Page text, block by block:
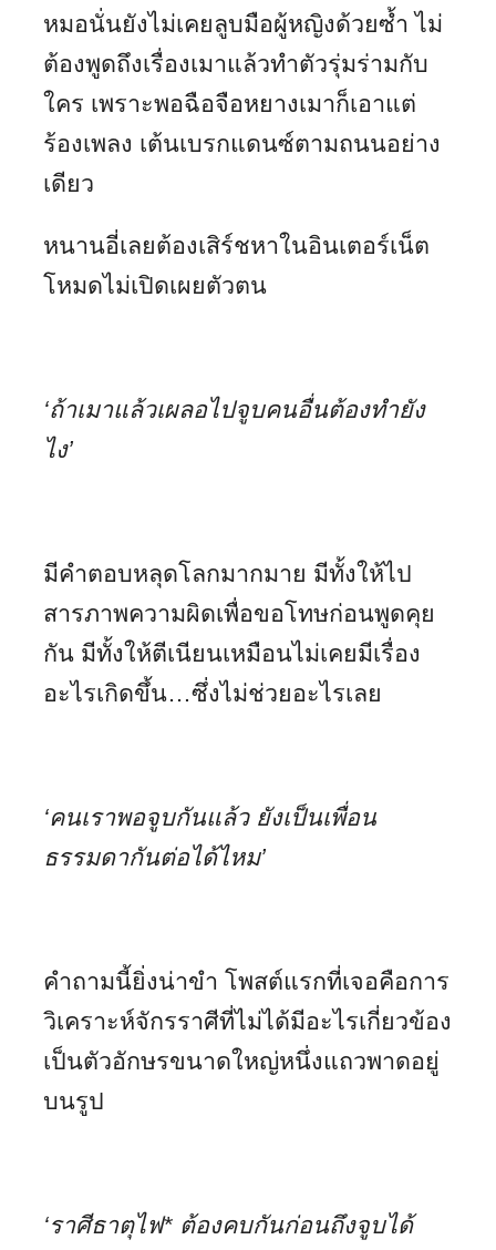
หมอนั่นยังไม่เคยลูบมือผู้หญิงด้วยซ้ำ ไม่
ต้องพูดถึงเรื่องเมาแล้วทำตัวรุ่มร่ามกับ
ใคร เพราะพอฉือจือหยางเมาก็เอาแต่
ร้องเพลง เต้นเบรกแดนซ์ตามถนนอย่าง
เดียว
หนานอี่เลยต้องเสิร์ชหาในอินเตอร์เน็ต
โหมดไม่เปิดเผยตัวตน
‘ถ้าเมาแล้วเผลอไปจูบคนอื่นต้องทำยัง
ไง’
มีคำตอบหลุดโลกมากมาย มีทั้งให้ไป
สารภาพความผิดเพื่อขอโทษก่อนพูดคุย
กัน มีทั้งให้ตีเนียนเหมือนไม่เคยมีเรื่อง
อะไรเกิดขึ้น…ซึ่งไม่ช่วยอะไรเลย
‘คนเราพอจูบกันแล้ว ยังเป็นเพื่อน
ธรรมดากันต่อได้ไหม’
คำถามนี้ยิ่งน่าขำ โพสต์แรกที่เจอคือการ
วิเคราะห์จักรราศีที่ไม่ได้มีอะไรเกี่ยวข้อง
เป็นตัวอักษรขนาดใหญ่หนึ่งแถวพาดอยู่
บนรูป
‘ราศีธาตุไฟ* ต้องคบกันก่อนถึงจูบได้